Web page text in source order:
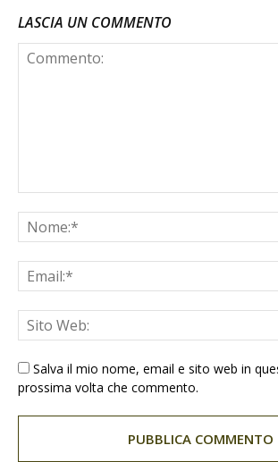
LASCIA UN COMMENTO
Salva il mio nome, email e sito web in
prossima volta che commento.